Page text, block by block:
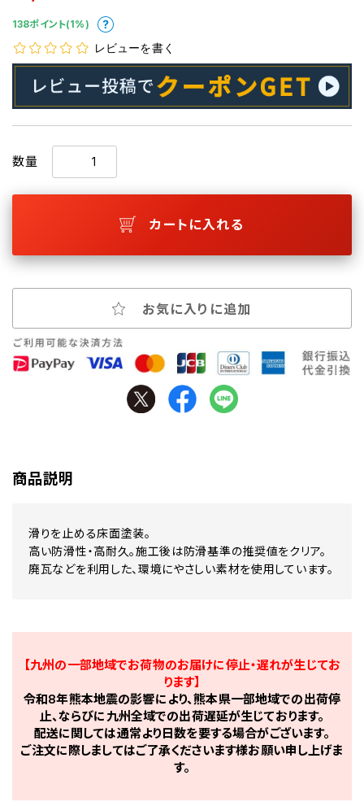
138ポイント(1%)
レビューを書く
数量
カートに入れる
お気に入りに追加
商品説明
滑りを止める床面塗装。
高い防滑性・高耐久。施工後は防滑基準の推奨値をクリア。
廃瓦などを利用した、環境にやさしい素材を使用しています。
【九州の一部地域でお荷物のお届けに停止・遅れが生じてお
ります】
令和8年熊本地震の影響により、熊本県一部地域での出荷停
止、ならびに九州全域での出荷遅延が生じております。
配送に関しては通常より日数を要する場合がございます。
ご注文に際しましてはご了承くださいます様お願い申し上げま
す。